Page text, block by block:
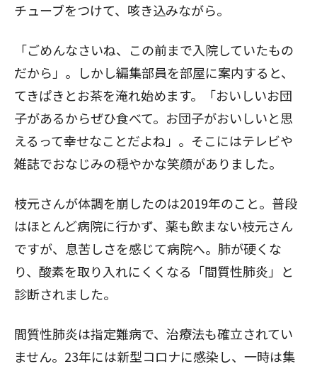
チューブをつけて、咳き込みながら。
「ごめんなさいね、この前まで入院していたもの
だから」。しかし編集部員を部屋に案内すると、
てきぱきとお茶を淹れ始めます。「おいしいお団
子があるからぜひ食べて。お団子がおいしいと思
えるって幸せなことだよね」。そこにはテレビや
雑誌でおなじみの穏やかな笑顔がありました。
枝元さんが体調を崩したのは2019年のこと。普段
はほとんど病院に行かず、薬も飲まない枝元さん
ですが、息苦しさを感じて病院へ。肺が硬くな
り、酸素を取り入れにくくなる「間質性肺炎」と
診断されました。
間質性肺炎は指定難病で、治療法も確立されてい
ません。23年には新型コロナに感染し、一時は集